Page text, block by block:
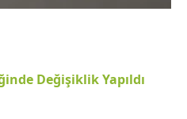
Değişiklik Yapıldı